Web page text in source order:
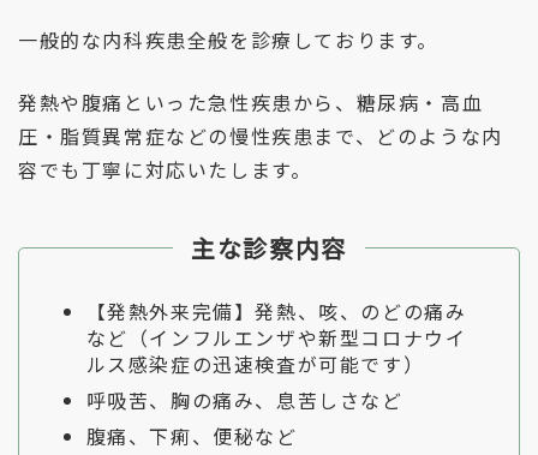
一般的な内科疾患全般を診療しております。
発熱や腹痛といった急性疾患から、 糖尿病・高血
圧・脂質異常症などの慢性疾患まで、
どのような内
容でも丁寧に対応いたします。
主な診察内容
【発熱外来完備】発熱、咳、のどの痛み
など（インフルエンザや新型コロナウイ
ルス感染症の迅速検査が可能です）
呼吸苦、胸の痛み、息苦しさなど
腹痛、下痢、便秘など